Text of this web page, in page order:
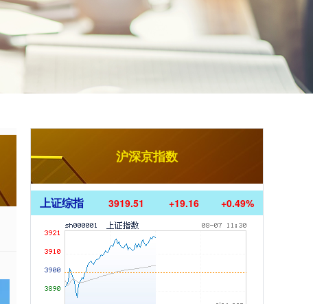
沪深京指数
上证综指 3919.51 +19.16 +0.49%